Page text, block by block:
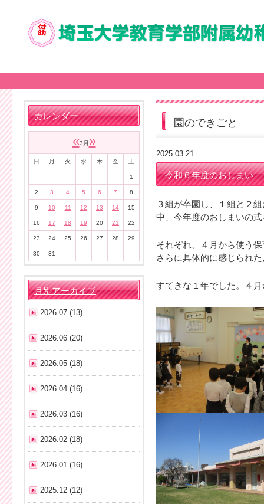
園のできごと
2025.03.21
令和６年度のおしまい
３組が卒園し、１組と２
中、今年度のおしまいの
それぞれ、４月から使う
さらに具体的に感じられ
すてきな１年でした。４
カレンダー
«3月 »
日 月 火 水 木 金 土
1
2 3 4 5 6 7 8
9 10 11 12 13 14 15
16 17 18 19 20 21 22
23 24 25 26 27 28 29
30 31
月別アーカイブ
2026.07 (13)
2026.06 (20)
2026.05 (18)
2026.04 (16)
2026.03 (16)
2026.02 (18)
2026.01 (16)
2025.12 (12)